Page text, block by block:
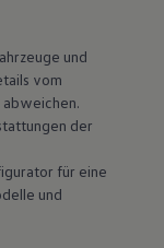
und
vom
der
für eine
und